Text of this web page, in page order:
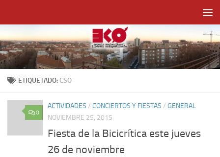
ETIQUETADO: CSO
0
ACTIVIDADES / CONCIERTOS Y FIESTAS / GENERAL
NOVIEMBRE 25, 2015
Fiesta de la Bicicrítica este jueves
26 de noviembre